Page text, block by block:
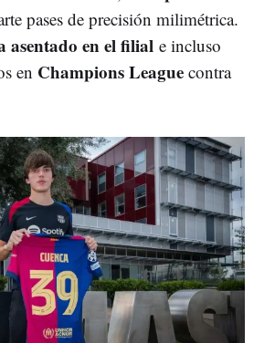
pases de precisión milimétrica.
asentado en el filial e incluso
en Champions League contra